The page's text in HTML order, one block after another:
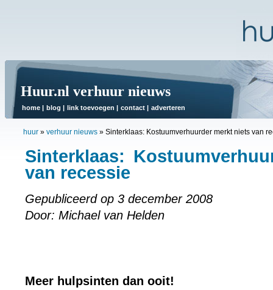
Huur.nl verhuur nieuws
home | blog | link toevoegen | contact | adverteren
huur » verhuur nieuws » Sinterklaas: Kostuumverhuurder merkt niets van
Sinterklaas:
van recessie
Gepubliceerd op 3 december 2008
Door: Michael van Helden
Meer hulpsinten dan ooit!